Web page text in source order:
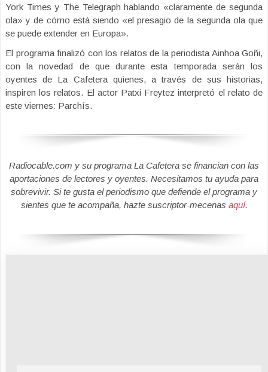
York Times y The Telegraph hablando «claramente de segunda
ola» y de cómo está siendo «el presagio de la segunda ola que
se puede extender en Europa».
El programa finalizó con los relatos de la periodista Ainhoa Goñi,
con la novedad de que durante esta temporada serán los
oyentes de La Cafetera quienes, a través de sus historias,
inspiren los relatos. El actor Patxi Freytez interpretó el relato de
este viernes: Parchís.
Radiocable.com y su programa La Cafetera se financian con las
aportaciones de lectores y oyentes. Necesitamos tu ayuda para
sobrevivir. Si te gusta el periodismo que defiende el programa y
sientes que te acompaña, hazte suscriptor-mecenas aquí.